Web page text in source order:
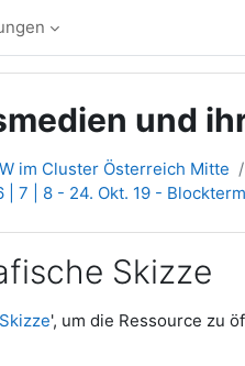
und
im Cluster Österreich Mitte
| 7 | 8 - 24. Okt. 19 -
Skizze
', um die Ressource zu